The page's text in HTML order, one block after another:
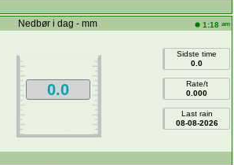
Nedbør i dag - mm 1:18 am
0.0
Sidste time
0.0
Rate/t
0.000
Last rain
08-08-2026